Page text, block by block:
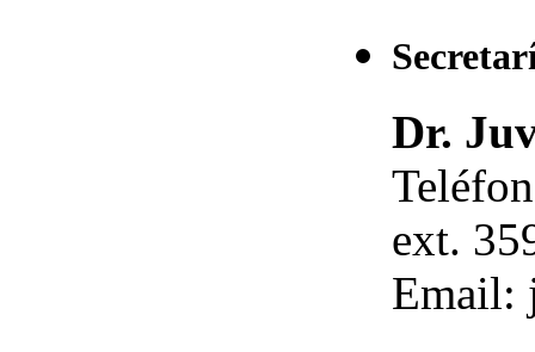
Dr.
ext.
Email: